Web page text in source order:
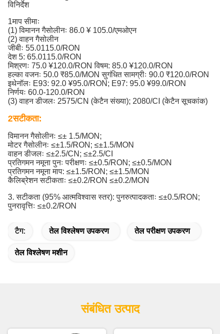
विनिर्देश
1माप सीमाः
(1) विमानन गैसोलीनः 86.0 ¥ 105.0/एमओएन
(2) वाहन गैसोलीन
जीबीः 55.0115.0/RON
देश 5: 65.0115.0/RON
मिश्रणः 75.0 ¥120.0/RON विषम: 85.0 ¥120.0/RON
हल्का वजनः 50.0 ₹85.0/MON सुगंधित सामग्रीः 90.0 ₹120.0/RON
इथेनॉलः E93: 92.0 ¥95.0/RON; E97: 95.0 ¥99.0/RON
निर्णयः 60.0-120.0/RON
(3) वाहन डीजलः 2575/CN (केटैन संख्या); 2080/CI (केटैन सूचकांक)
2सटीकता:
विमानन गैसोलीनः ≤± 1.5/MON;
मोटर गैसोलीनः ≤±1.5/RON; ≤±1.5/MON
वाहन डीजलः ≤±2.5/CN; ≤±2.5/CI
प्रतिगमन नमूना पुनः परीक्षणः ≤±0.5/RON; ≤±0.5/MON
प्रतिगमन नमूना माप: ≤±1.5/RON; ≤±1.5/MON
कैलिब्रेशन सटीकताः ≤±0.2/RON ≤±0.2/MON
3. सटीकता (95% आत्मविश्वास स्तर): पुनरुत्पादकताः ≤±0.5/RON;
पुनरावृत्तिः ≤±0.2/RON
टैग: तेल विश्लेषण उपकरण तेल परीक्षण उपकरण
तेल विश्लेषण मशीन
संबंधित उत्पाद